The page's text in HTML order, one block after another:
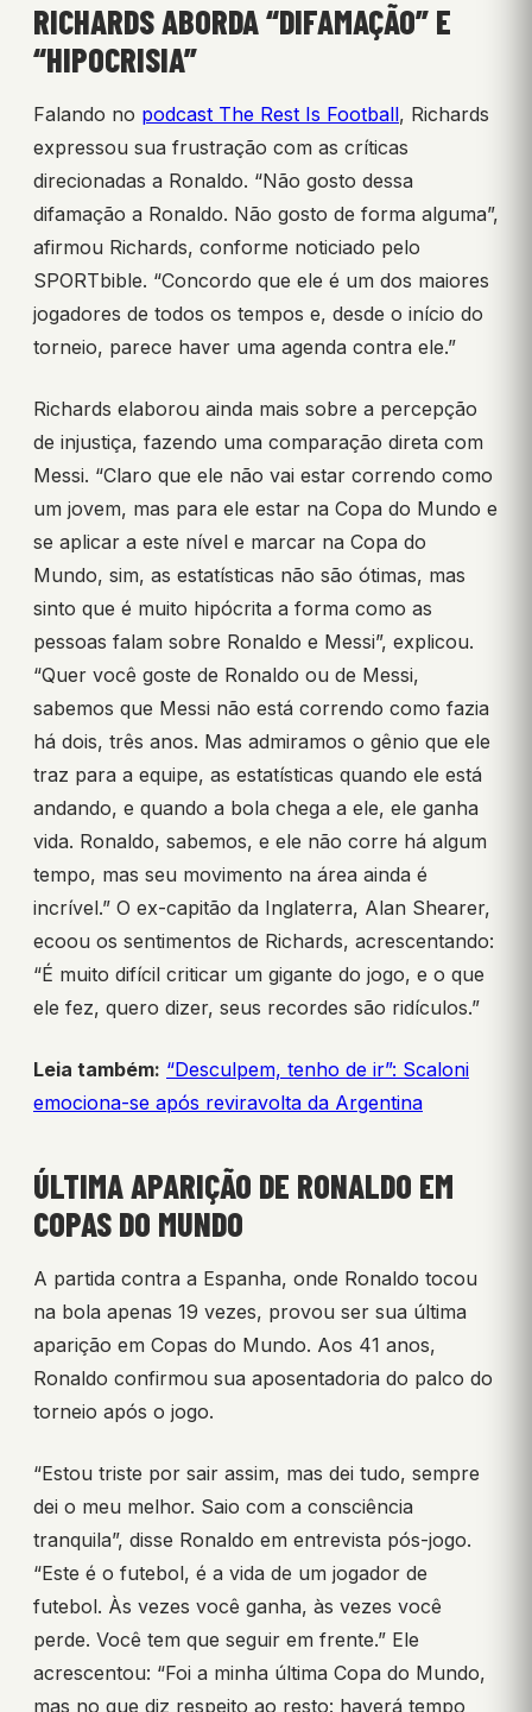
RICHARDS ABORDA “DIFAMAÇÃO” E
“HIPOCRISIA”
Falando no podcast The Rest Is Football, Richards
expressou sua frustração com as críticas
direcionadas a Ronaldo. “Não gosto dessa
difamação a Ronaldo. Não gosto de forma alguma”,
afirmou Richards, conforme noticiado pelo
SPORTbible. “Concordo que ele é um dos maiores
jogadores de todos os tempos e, desde o início do
torneio, parece haver uma agenda contra ele.”
Richards elaborou ainda mais sobre a percepção
de injustiça, fazendo uma comparação direta com
Messi. “Claro que ele não vai estar correndo como
um jovem, mas para ele estar na Copa do Mundo e
se aplicar a este nível e marcar na Copa do
Mundo, sim, as estatísticas não são ótimas, mas
sinto que é muito hipócrita a forma como as
pessoas falam sobre Ronaldo e Messi”, explicou.
“Quer você goste de Ronaldo ou de Messi,
sabemos que Messi não está correndo como fazia
há dois, três anos. Mas admiramos o gênio que ele
traz para a equipe, as estatísticas quando ele está
andando, e quando a bola chega a ele, ele ganha
vida. Ronaldo, sabemos, e ele não corre há algum
tempo, mas seu movimento na área ainda é
incrível.” O ex-capitão da Inglaterra, Alan Shearer,
ecoou os sentimentos de Richards, acrescentando:
“É muito difícil criticar um gigante do jogo, e o que
ele fez, quero dizer, seus recordes são ridículos.”
Leia também: “Desculpem, tenho de ir”: Scaloni
emociona-se após reviravolta da Argentina
ÚLTIMA APARIÇÃO DE RONALDO EM
COPAS DO MUNDO
A partida contra a Espanha, onde Ronaldo tocou
na bola apenas 19 vezes, provou ser sua última
aparição em Copas do Mundo. Aos 41 anos,
Ronaldo confirmou sua aposentadoria do palco do
torneio após o jogo.
“Estou triste por sair assim, mas dei tudo, sempre
dei o meu melhor. Saio com a consciência
tranquila”, disse Ronaldo em entrevista pós-jogo.
“Este é o futebol, é a vida de um jogador de
futebol. Às vezes você ganha, às vezes você
perde. Você tem que seguir em frente.” Ele
acrescentou: “Foi a minha última Copa do Mundo,
mas no que diz respeito ao resto: haverá tempo